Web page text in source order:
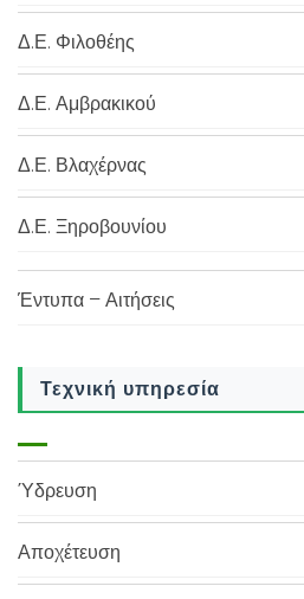
Δ.Ε. Φιλοθέης
Δ.Ε. Αμβρακικού
Δ.Ε. Βλαχέρνας
Δ.Ε. Ξηροβουνίου
Έντυπα – Αιτήσεις
Τεχνική υπηρεσία
Ύδρευση
Αποχέτευση